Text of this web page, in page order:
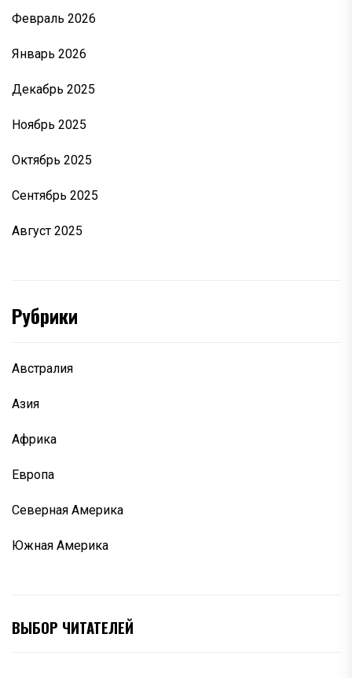
Февраль 2026
Январь 2026
Декабрь 2025
Ноябрь 2025
Октябрь 2025
Сентябрь 2025
Август 2025
Рубрики
Австралия
Азия
Африка
Европа
Северная Америка
Южная Америка
ВЫБОР ЧИТАТЕЛЕЙ